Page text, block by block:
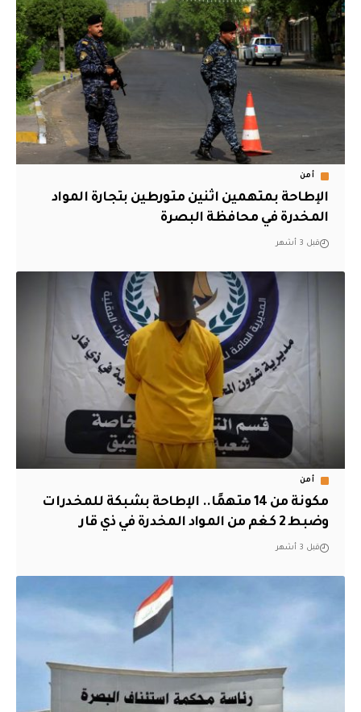
أمن
الإطاحة بمتهمين اثنين متورطين بتجارة المواد
المخدرة في محافظة البصرة
قبل 3 أشهر
أمن
مكونة من 14 متهمًا.. الإطاحة بشبكة للمخدرات
وضبط 2 كغم من المواد المخدرة في ذي قار
قبل 3 أشهر